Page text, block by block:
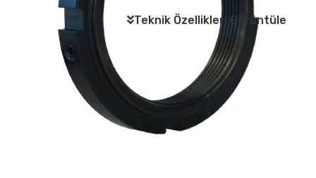
Teknik Özellikleri Görüntüle